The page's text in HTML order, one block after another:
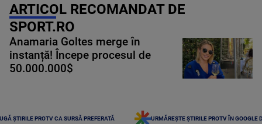
ARTICOL RECOMANDAT DE
SPORT.RO
Anamaria Goltes merge în
instanță! Începe procesul de
50.000.000$
ȘTIRILE PROTV CA SURSĂ PREFERATĂ URMĂREȘTE ȘTIRILE PROTV ÎN GOOGLE